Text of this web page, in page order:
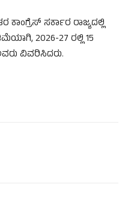
ಸರ್ಕಾರ ರಾಜ್ಯದಲ್ಲಿ
2026-27 ರಲ್ಲಿ 15
ವಿವರಿಸಿದರು.